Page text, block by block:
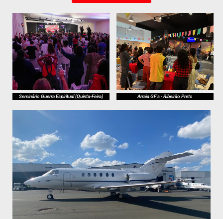
Seminário Guerra Espiritual (Quinta-Feira) Arraia GF's - Ribeirão Preto